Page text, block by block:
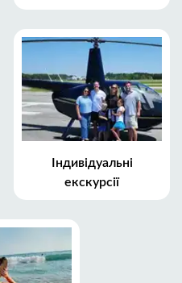
Індивідуальні
екскурсії